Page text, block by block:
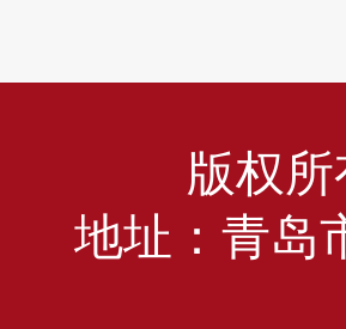
版权
地址：青岛